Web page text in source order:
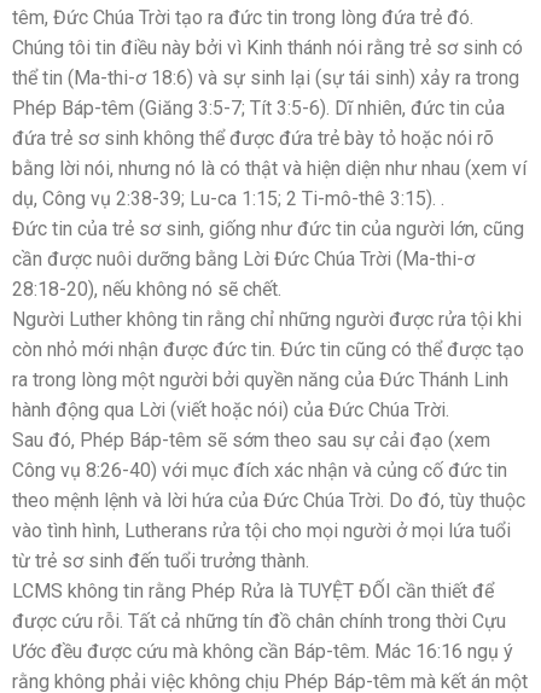
têm, Đức Chúa Trời tạo ra đức tin trong lòng đứa trẻ đó.
Chúng tôi tin điều này bởi vì Kinh thánh nói rằng trẻ sơ sinh có
thể tin (Ma-thi-ơ 18:6) và sự sinh lại (sự tái sinh) xảy ra trong
Phép Báp-têm (Giăng 3:5-7; Tít 3:5-6). Dĩ nhiên, đức tin của
đứa trẻ sơ sinh không thể được đứa trẻ bày tỏ hoặc nói rõ
bằng lời nói, nhưng nó là có thật và hiện diện như nhau (xem ví
dụ, Công vụ 2:38-39; Lu-ca 1:15; 2 Ti-mô-thê 3:15). .
Đức tin của trẻ sơ sinh, giống như đức tin của người lớn, cũng
cần được nuôi dưỡng bằng Lời Đức Chúa Trời (Ma-thi-ơ
28:18-20), nếu không nó sẽ chết.
Người Luther không tin rằng chỉ những người được rửa tội khi
còn nhỏ mới nhận được đức tin. Đức tin cũng có thể được tạo
ra trong lòng một người bởi quyền năng của Đức Thánh Linh
hành động qua Lời (viết hoặc nói) của Đức Chúa Trời.
Sau đó, Phép Báp-têm sẽ sớm theo sau sự cải đạo (xem
Công vụ 8:26-40) với mục đích xác nhận và củng cố đức tin
theo mệnh lệnh và lời hứa của Đức Chúa Trời. Do đó, tùy thuộc
vào tình hình, Lutherans rửa tội cho mọi người ở mọi lứa tuổi
từ trẻ sơ sinh đến tuổi trưởng thành.
LCMS không tin rằng Phép Rửa là TUYỆT ĐỐI cần thiết để
được cứu rỗi. Tất cả những tín đồ chân chính trong thời Cựu
Ước đều được cứu mà không cần Báp-têm. Mác 16:16 ngụ ý
rằng không phải việc không chịu Phép Báp-têm mà kết án một